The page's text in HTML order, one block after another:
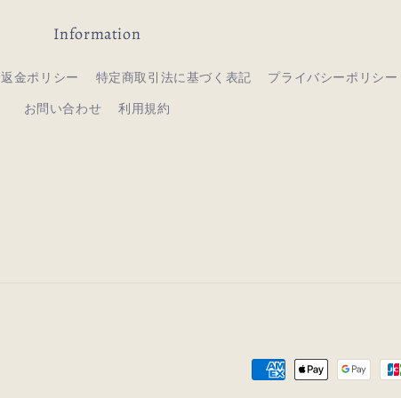
Information
返金ポリシー 特定商取引法に基づく表記
プライバシーポリシー
お問い合わせ
利用規約